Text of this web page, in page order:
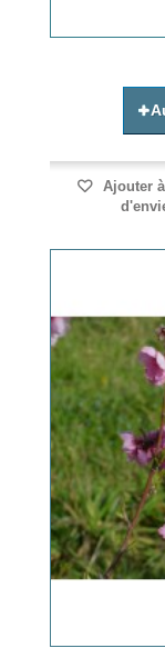
Ajouter